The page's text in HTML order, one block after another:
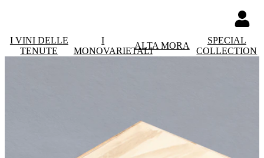
I VINI DELLE
TENUTE
I
MONOVARIETALI
ALTA MORA
SPECIAL
COLLECTION